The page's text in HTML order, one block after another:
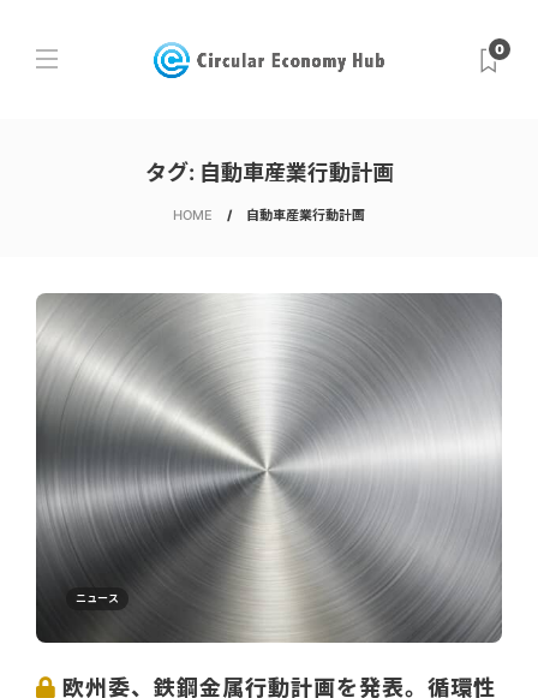
0
タグ: 自動車産業行動計画
HOME 自動車産業行動計画
ニュース
欧州委、鉄鋼金属行動計画を発表。循環性